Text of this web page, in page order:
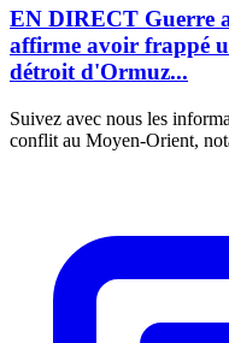
EN DIRECT Guerre
affirme avoir frappé
détroit d'Ormuz...
Suivez avec nous les
conflit au Moyen-Orient,